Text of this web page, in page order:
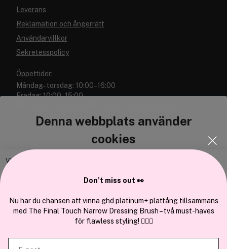
Denna webbplats använder
cookies
Vi använder enhetsidentifierare för att anpassa innehållet och
och annan information från din enhet till de sociala medier och annons-
och analysföretag som vi samarbetar med. Dessa kan i sin tur
kombinera informationen med annan information som du har
tillhandahållit eller som de har samlat in när du har använt deras
Leverans
Reklamation och ångerrätt
Användarvillkor
Sekretesspolicy
Öppettider:
Måndag–torsdag: 10:00–16:00
Fredag: 10:00–15:00
Cocopanda.se
Om oss
Don’t miss out 👀
Nu har du chansen att vinna ghd platinum+ plattång tillsammans
med The Final Touch Narrow Dressing Brush – två must-haves
för flawless styling! 💇‍♀️✨